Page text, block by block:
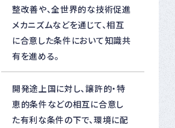
整改善や、全世界的な技術促進
メカニズムなどを通じて、相互
に合意した条件において知識共
有を進める。
開発途上国に対し、譲許的・特
恵的条件などの相互に合意し
た有利な条件の下で、環境に配